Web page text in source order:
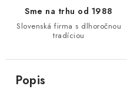
Sme na trhu od 1988
Slovenská firma s dlhoročnou
tradíciou
Popis